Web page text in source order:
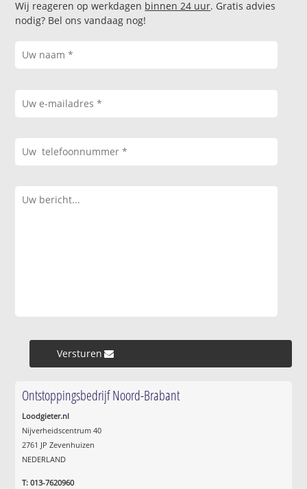
Wij reageren op werkdagen binnen 24 uur. Gratis advies
nodig? Bel ons vandaag nog!
Versturen »
Ontstoppingsbedrijf Noord-Brabant
Loodgieter.nl
Nijverheidscentrum 40
2761 JP Zevenhuizen
NEDERLAND
T: 013-7620960